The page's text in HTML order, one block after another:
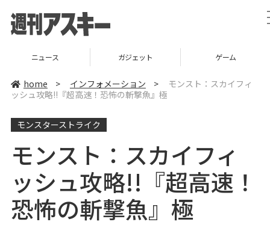
ニュース ガジェット ゲーム
home > インフォメーション >
モンスト：スカイフィ
ッシュ攻略!!『超高速！恐怖の斬撃魚』極
モンスターストライク
モンスト：スカイフィ
ッシュ攻略!!『超高速！
恐怖の斬撃魚』極